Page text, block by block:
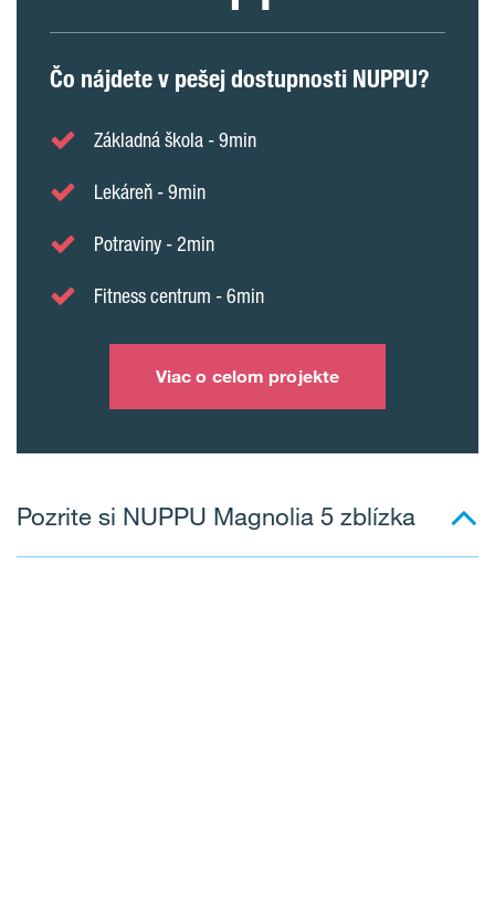
Čo nájdete v pešej dostupnosti NUPPU?
Základná škola - 9min
Lekáreň - 9min
Potraviny - 2min
Fitness centrum - 6min
Viac o celom projekte
Pozrite si NUPPU Magnolia 5 zblízka